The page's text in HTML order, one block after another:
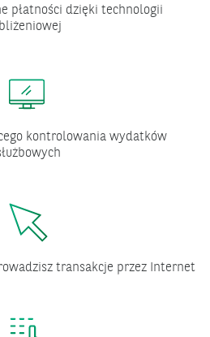
płatności dzięki technologii
kontrolowania wydatków
transakcje przez Internet